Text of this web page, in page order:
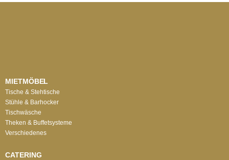
MIETMÖBEL
Tische & Stehtische
Stühle & Barhocker
Tischwäsche
Theken & Buffetsysteme
Verschiedenes
CATERING